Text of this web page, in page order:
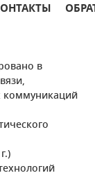
в
коммуникаций